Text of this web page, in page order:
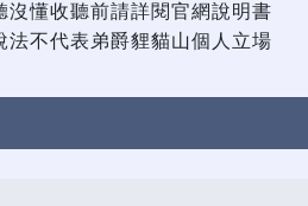
沒懂收聽前請詳閱官網說明書
法不代表弟爵貍貓山個人立場